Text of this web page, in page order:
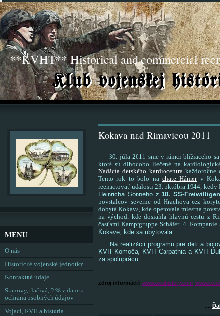
**KVHT** Historical and commercial
Kokava nad Rimavicou 2011
30. júla 2011 sme v rámci blížiaceho sa
ktoré sú dlhodobo liečené na
Nadácia detského kardiocentrakaždoročne
Tento rok to bolo na chate Hámorv
reenactovať udalosti 23. októbra 1944,
Heinricha Sonneho z18. SS-
povstalcov severne od Hrachova cez
dobytá Kokava, kde operovala miestna
na východ, kde dosiahla hlavnú cestu z
časťami Kampfgruppe Schäfer. 4. Kompanie
Kokave, kde sa ubytovala.
Na realizácii programu pre deti a
KVH Komoča, KVH Carpathia a KVH
za spoluprácu.
zdroj informácií: www.axishistory.com,
.....
MENU
O nás
Historické vojenské jednotky
Kontaktné údaje
Stanovy, tlačivá, 2 % z dane a
ochrana osobných údajov
Vojaci, KVH a história